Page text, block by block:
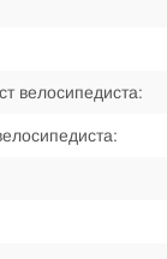
велосипедиста: